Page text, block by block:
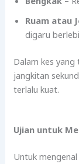
Ruam atau
digaru
Dalam kes
jangkitan
terlalu kuat.
Ujian untuk
Untuk